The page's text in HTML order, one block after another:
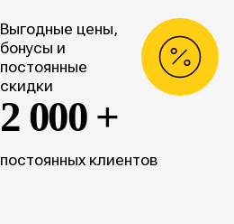
Выгодные цены,
бонусы и
постоянные
скидки
2 000 +
постоянных клиентов